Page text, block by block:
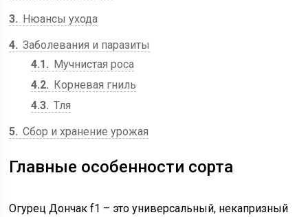
3
Нюансы ухода
4 Заболевания и паразиты
4.1
Мучнистая роса
4.2
Корневая гниль
4.3 Тля
5 Сбор и хранение урожая
Главные особенности сорта
Огурец Дончак f1 – это универсальный, некапризный